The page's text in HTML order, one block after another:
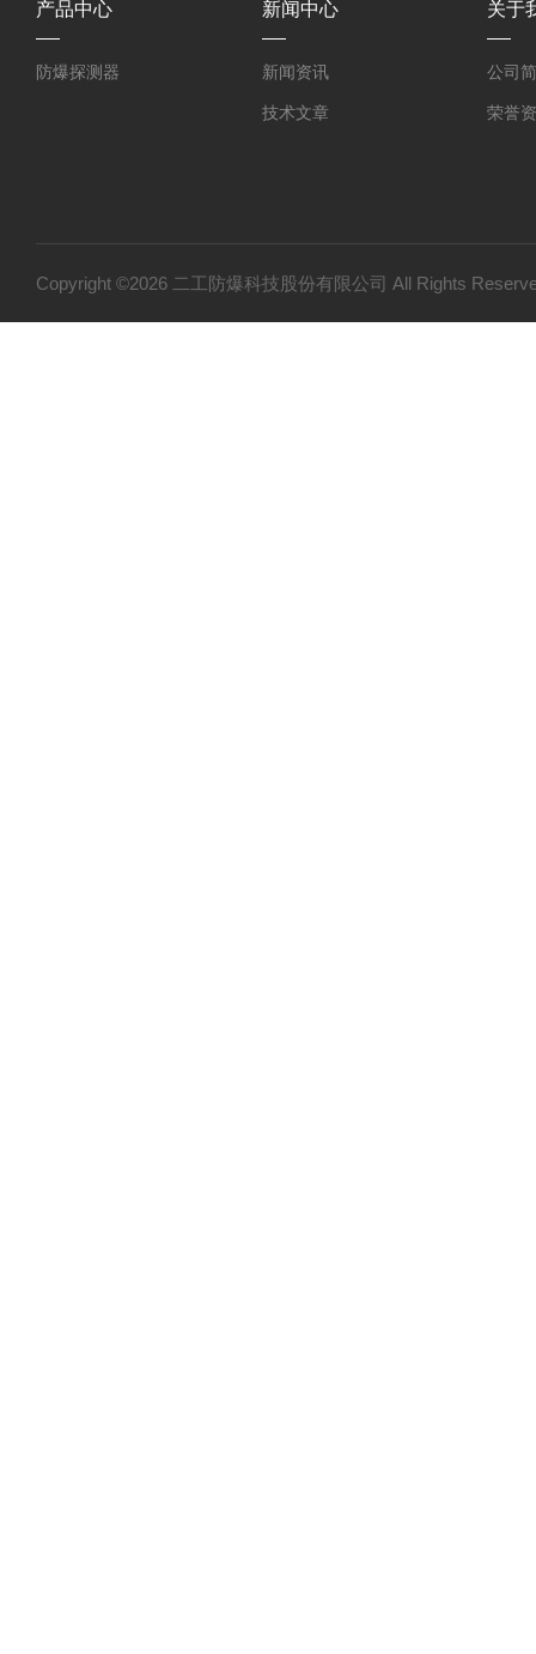
产品中心
防爆探测器
新闻中心
新闻资讯
技术文章
关于
公司
荣誉
Copyright ©2026 二工防爆科技股份有限公司 All Rights